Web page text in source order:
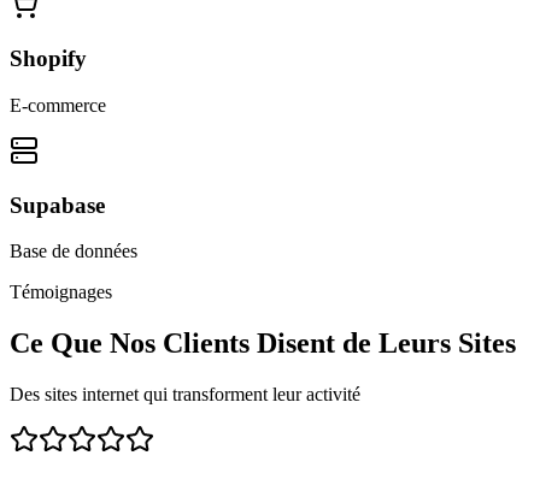
Shopify
E-commerce
Supabase
Base de données
Témoignages
Ce Que Nos Clients Disent de Leurs Sites
Des sites internet qui transforment leur activité